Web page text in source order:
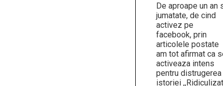
De aproape un an
jumatate, de cind
activez pe
facebook, prin
articolele postate
am tot afirmat ca
activeaza intens
pentru distrugerea
istoriei